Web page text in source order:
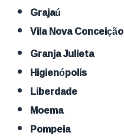
Grajaú
Vila Nova Conceição
Granja Julieta
Higienópolis
Liberdade
Moema
Pompeia